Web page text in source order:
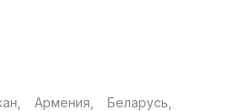
Армения Беларусь